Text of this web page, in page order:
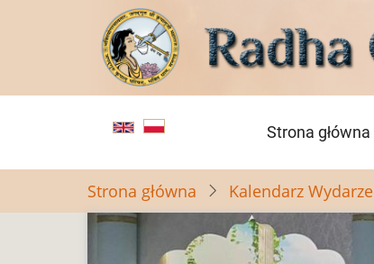
Główna
Strona główna
Strona główna Kalendarz